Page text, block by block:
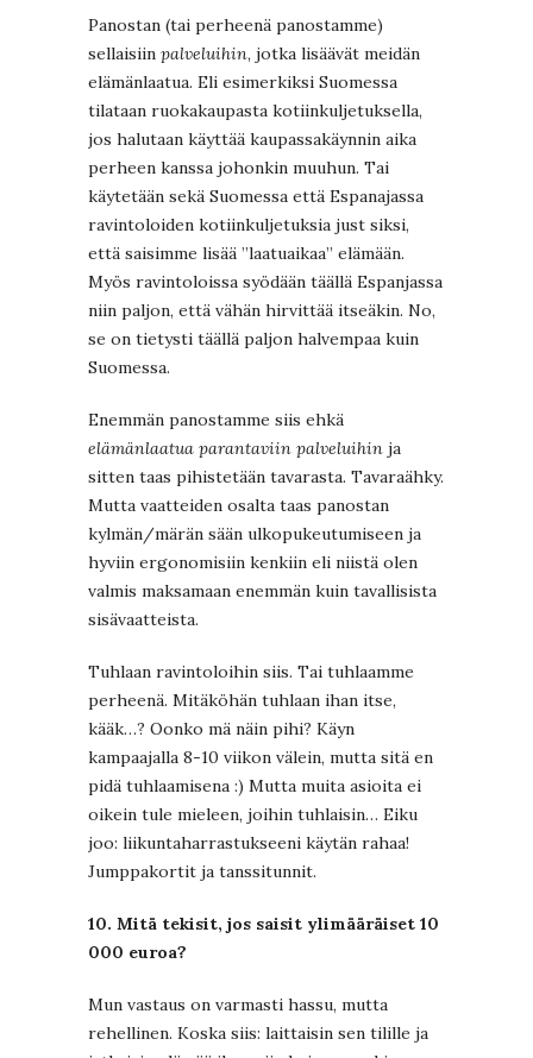
Panostan (tai perheenä panostamme)
sellaisiin palveluihin, jotka lisäävät meidän
elämänlaatua. Eli esimerkiksi Suomessa
tilataan ruokakaupasta kotiinkuljetuksella,
jos halutaan käyttää kaupassakäynnin aika
perheen kanssa johonkin muuhun. Tai
käytetään sekä Suomessa että Espanajassa
ravintoloiden kotiinkuljetuksia just siksi,
että saisimme lisää ”laatuaikaa” elämään.
Myös ravintoloissa syödään täällä Espanjassa
niin paljon, että vähän hirvittää itseäkin. No,
se on tietysti täällä paljon halvempaa kuin
Suomessa.
Enemmän panostamme siis ehkä
elämänlaatua parantaviin palveluihin ja
sitten taas pihistetään tavarasta. Tavaraähky.
Mutta vaatteiden osalta taas panostan
kylmän/märän sään ulkopukeutumiseen ja
hyviin ergonomisiin kenkiin eli niistä olen
valmis maksamaan enemmän kuin tavallisista
sisävaatteista.
Tuhlaan ravintoloihin siis. Tai tuhlaamme
perheenä. Mitäköhän tuhlaan ihan itse,
kääk…? Oonko mä näin pihi? Käyn
kampaajalla 8-10 viikon välein, mutta sitä en
pidä tuhlaamisena :) Mutta muita asioita ei
oikein tule mieleen, joihin tuhlaisin… Eiku
joo: liikuntaharrastukseeni käytän rahaa!
Jumppakortit ja tanssitunnit.
10. Mitä tekisit, jos saisit ylimääräiset 10
000 euroa?
Mun vastaus on varmasti hassu, mutta
rehellinen. Koska siis: laittaisin sen tilille ja